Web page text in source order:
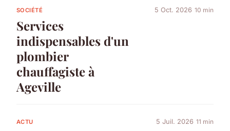
SOCIÉTÉ
Services
indispensables d'un
plombier
chauffagiste à
Ageville
5 Oct. 2026 10 min
ACTU 5 Juil. 2026 11 min